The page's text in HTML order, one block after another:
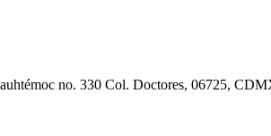
no. 330 Col. Doctores, 06725,